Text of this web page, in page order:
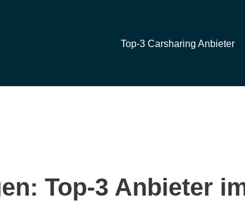
Top-3 Carsharing Anbieter
Top-3 Anbieter